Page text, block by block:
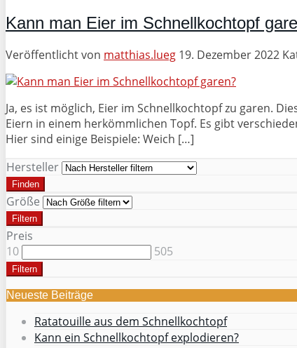
Kann man Eier im Schnellkochtopf
Veröffentlicht von matthias.lueg 19. Dezember 2022
Ja, es ist möglich, Eier im Schnellkochtopf zu garen.
Eiern in einem herkömmlichen Topf. Es gibt
Hier sind einige Beispiele: Weich […]
Hersteller
Finden
Größe
Filtern
Preis
10
505
Filtern
Neueste Beiträge
Ratatouille aus dem Schnellkochtopf
Kann ein Schnellkochtopf explodieren?